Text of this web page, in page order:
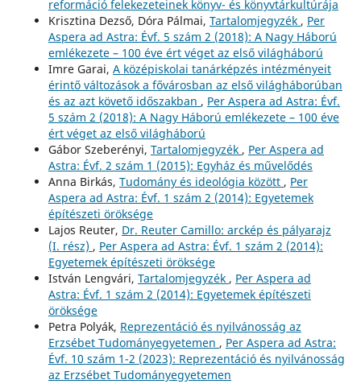
reformáció felekezeteinek könyv- és könyvtárkultúrája
Krisztina Dezső, Dóra Pálmai, Tartalomjegyzék , Per
Aspera ad Astra: Évf. 5 szám 2 (2018): A Nagy Háború
emlékezete – 100 éve ért véget az első világháború
Imre Garai, A középiskolai tanárképzés intézményeit
érintő változások a fővárosban az első világháborúban
és az azt követő időszakban , Per Aspera ad Astra: Évf.
5 szám 2 (2018): A Nagy Háború emlékezete – 100 éve
ért véget az első világháború
Gábor Szeberényi, Tartalomjegyzék , Per Aspera ad
Astra: Évf. 2 szám 1 (2015): Egyház és művelődés
Anna Birkás, Tudomány és ideológia között , Per
Aspera ad Astra: Évf. 1 szám 2 (2014): Egyetemek
építészeti öröksége
Lajos Reuter, Dr. Reuter Camillo: arckép és pályarajz
(I. rész) , Per Aspera ad Astra: Évf. 1 szám 2 (2014):
Egyetemek építészeti öröksége
István Lengvári, Tartalomjegyzék , Per Aspera ad
Astra: Évf. 1 szám 2 (2014): Egyetemek építészeti
öröksége
Petra Polyák, Reprezentáció és nyilvánosság az
Erzsébet Tudományegyetemen , Per Aspera ad Astra:
Évf. 10 szám 1-2 (2023): Reprezentáció és nyilvánosság
az Erzsébet Tudományegyetemen